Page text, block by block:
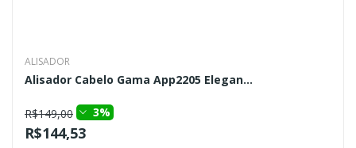
ALISADOR
Alisador Cabelo Gama App2205 Elegan...
R$149,00 3%
R$144,53